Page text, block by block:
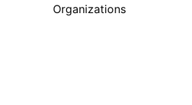
Organizations